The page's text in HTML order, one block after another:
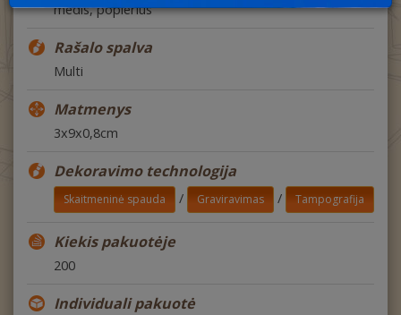
medis, popierius
Rašalo spalva
Multi
Matmenys
3x9x0,8cm
Dekoravimo technologija
Skaitmeninė spauda / Graviravimas / Tampografija
Kiekis pakuotėje
200
Individuali pakuotė